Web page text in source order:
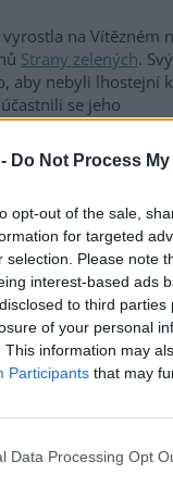
Do Not Process
opt-out of the sale,
for targeted
selection. Please note
interest-based ads
to third
of your personal
This information may
Participants that may
Data Processing Opt
na Vítězném
Strany zelených.
aby nebyli lhostejní k
se jeho
bude pro veřejnost
ovlivňují klima
)
v
Discovery News.
a co to znamená?
do krajiny, na jejich
četné logistické,
způsoben? Jsou